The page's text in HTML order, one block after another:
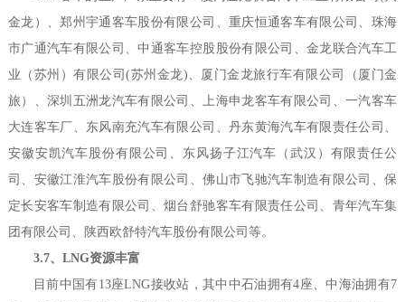
金龙）、郑州宇通客车股份有限公司、重庆恒通客车有限公司、珠海
市广通汽车有限公司、中通客车控股股份有限公司、金龙联合汽车工
业（苏州）有限公司(苏州金龙)、厦门金龙旅行车有限公司（厦门金
旅）、深圳五洲龙汽车有限公司、上海申龙客车有限公司、一汽客车
大连客车厂、东风南充汽车有限公司、丹东黄海汽车有限责任公司、
安徽安凯汽车股份有限公司、东风扬子江汽车（武汉）有限责任公
司、安徽江淮汽车股份有限公司、佛山市飞驰汽车制造有限公司、保
定长安客车制造有限公司、烟台舒驰客车有限责任公司、青年汽车集
团有限公司、陕西欧舒特汽车股份有限公司等。
3.7、LNG资源丰富
目前中国有13座LNG接收站，其中中石油拥有4座、中海油拥有7